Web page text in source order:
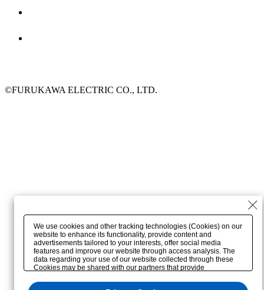
©FURUKAWA ELECTRIC CO., LTD.
We use cookies and other tracking technologies (Cookies) on our
website to enhance its functionality, provide content and
advertisements tailored to your interests, offer social media
features and improve our website through access analysis. The
data regarding your use of our website collected through these
Cookies may be shared with our partners that provide
partners may combine the data shared by us with other data that